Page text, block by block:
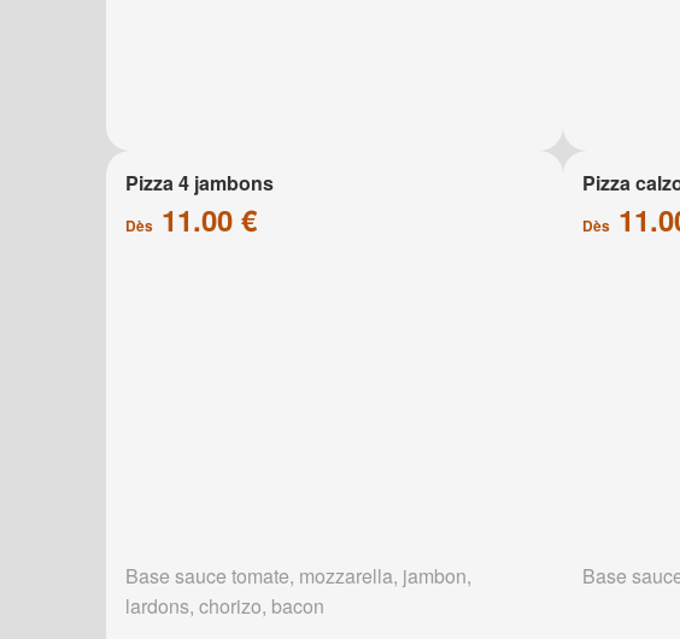
Pizza 4 jambons
Dès 11.00 €
Base sauce tomate, mozzarella, jambon,
lardons, chorizo, bacon
Pizza
Dès
Base